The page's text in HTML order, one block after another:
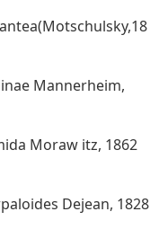
Mannerheim,
Moraw itz, 1862
Dejean, 1828